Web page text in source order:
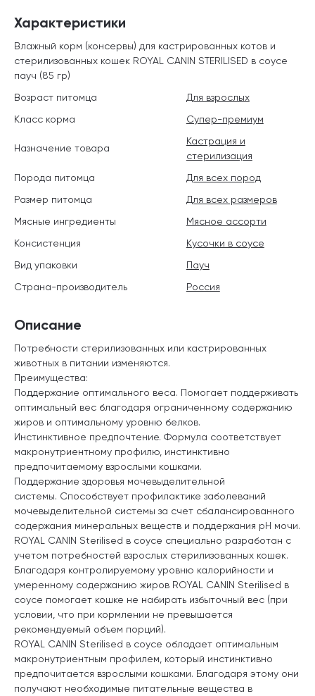
Описание
Потребности стерилизованных или кастрированных
животных в питании изменяются.
Преимущества:
Поддержание оптимального веса. Помогает поддерживать
оптимальный вес благодаря ограниченному содержанию
жиров и оптимальному уровню белков.
Инстинктивное предпочтение. Формула соответствует
макронутриентному профилю, инстинктивно
предпочитаемому взрослыми кошками.
Поддержание здоровья мочевыделительной
системы. Способствует профилактике заболеваний
мочевыделительной системы за счет сбалансированного
содержания минеральных веществ и поддержания рН мочи.
ROYAL CANIN Sterilised в соусе специально разработан с
учетом потребностей взрослых стерилизованных кошек.
Благодаря контролируемому уровню калорийности и
умеренному содержанию жиров ROYAL CANIN Sterilised в
соусе помогает кошке не набирать избыточный вес (при
условии, что при кормлении не превышается
рекомендуемый объем порций).
ROYAL CANIN Sterilised в соусе обладает оптимальным
макронутриентным профилем, который инстинктивно
предпочитается взрослыми кошками. Благодаря этому они
получают необходимые питательные вещества в
Характеристики
Влажный корм (консервы) для кастрированных котов и
стерилизованных кошек ROYAL CANIN STERILISED в соусе
пауч (85 гр)
Возраст питомца
Для взрослых
Класс корма
Супер-премиум
Назначение товара
Кастрация и
стерилизация
Порода питомца
Для всех пород
Размер питомца
Для всех размеров
Мясные ингредиенты
Мясное ассорти
Консистенция
Кусочки в соусе
Вид упаковки
Пауч
Страна-производитель
Россия